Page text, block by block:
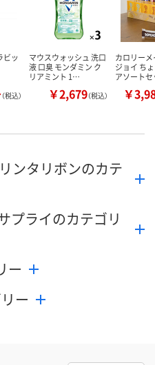
ッ
（税込）
マウスウォッシュ 洗口
液 口臭 モンダミン ク
リアミント 1…
￥2,679（税込）
カロリーメ
ジョイ ち
アソート
￥
ンタリボンのカテ
プライのカテゴリ
ー
ー